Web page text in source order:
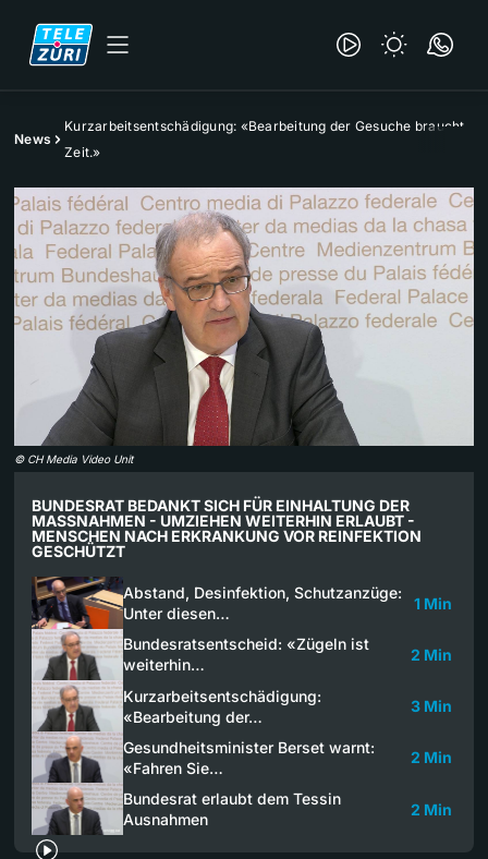
News
Kurzarbeitsentschädigung: «Bearbeitung der Gesuche braucht
Zeit.»
© CH Media Video Unit
BUNDESRAT BEDANKT SICH FÜR EINHALTUNG DER
MASSNAHMEN - UMZIEHEN WEITERHIN ERLAUBT -
MENSCHEN NACH ERKRANKUNG VOR REINFEKTION
GESCHÜTZT
Abstand, Desinfektion, Schutzanzüge:
Unter diesen…
1 Min
Bundesratsentscheid: «Zügeln ist
weiterhin…
2 Min
Kurzarbeitsentschädigung:
«Bearbeitung der…
3 Min
Gesundheitsminister Berset warnt:
«Fahren Sie…
2 Min
Bundesrat erlaubt dem Tessin
Ausnahmen
2 Min